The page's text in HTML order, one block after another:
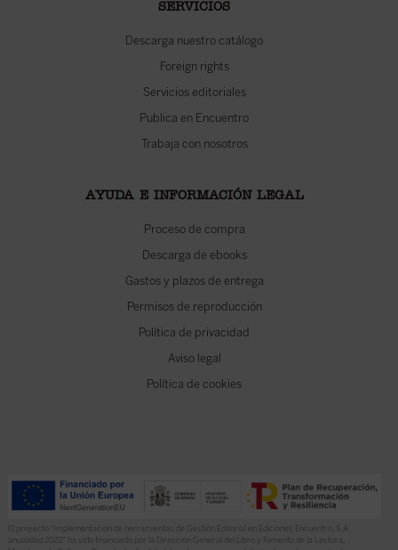
SERVICIOS
Descarga nuestro catálogo
Foreign rights
Servicios editoriales
Publica en Encuentro
Trabaja con nosotros
AYUDA E INFORMACIÓN LEGAL
Proceso de compra
Descarga de ebooks
Gastos y plazos de entrega
Permisos de reproducción
Política de privacidad
Aviso legal
Política de cookies
El proyecto “Implementación de herramientas de Gestión Editorial en Ediciones Encuentro, S.A.
anualidad 2022” ha sido financiado por la Dirección General del Libro y Fomento de la Lectura,